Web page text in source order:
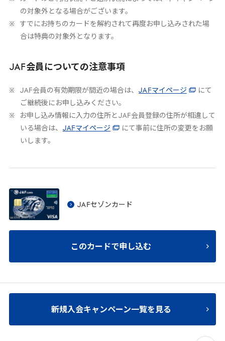
の対象外となる場合がございます。
すでにお持ちのカードを解約されて再度お申し込みされた場
合は特典の対象外となります。
JAF会員についての注意事項
JAF会員の有効期限が間近の場合は、 JAFマイページ
にて
ご継続後にお申し込みください。
お申し込み情報に入力の住所と JAF会員登録の住所が相違して
いる場合は、 JAFマイページ
にて事前に住所の変更をお願
いします。
JAFセゾンカード
このカードで申し込む
新規入会キャンペーン一覧を見る